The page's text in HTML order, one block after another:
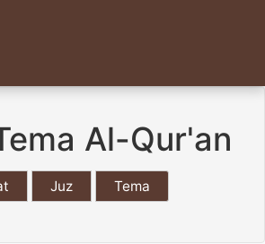
Al-Qur'an
Juz Tema